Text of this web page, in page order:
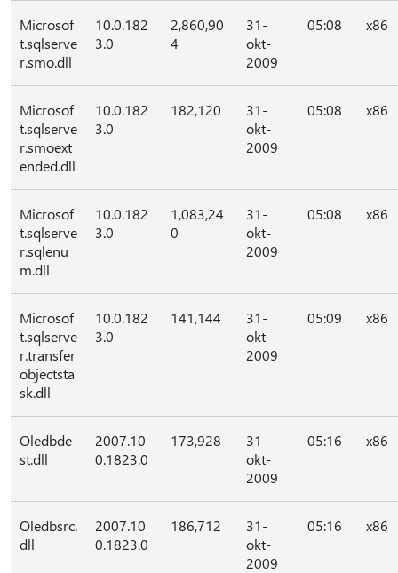
Microsof
t.sqlserve
r.smo.dll
10.0.182
3.0
2,860,90
4
31-
okt-
2009
05:08 x86
Microsof
t.sqlserve
r.smoext
ended.dll
10.0.182
3.0
182,120
31-
okt-
2009
05:08 x86
Microsof
t.sqlserve
r.sqlenu
m.dll
10.0.182
3.0
1,083,24
0
31-
okt-
2009
05:08 x86
Microsof
t.sqlserve
r.transfer
objectsta
sk.dll
10.0.182
3.0
141,144
31-
okt-
2009
05:09 x86
Oledbde
st.dll
2007.10
0.1823.0
173,928
31-
okt-
2009
05:16 x86
Oledbsrc.
dll
2007.10
0.1823.0
186,712
31-
okt-
2009
05:16 x86